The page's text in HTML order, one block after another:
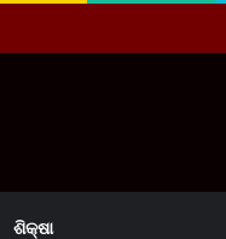
ଶିକ୍ଷା